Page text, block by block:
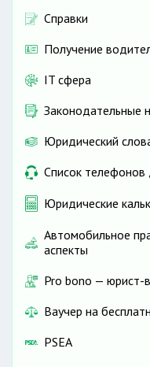
Справки
Получение
IT сфера
Законодательные
Юридический
Список телефонов
Юридические
Автомобильное
аспекты
Pro bono — юрист-
Ваучер на
PSEA